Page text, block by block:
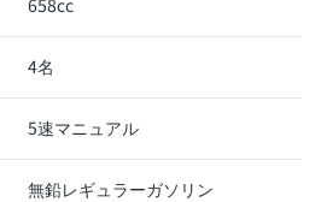
658cc
4名
5速マニュアル
無鉛レギュラーガソリン